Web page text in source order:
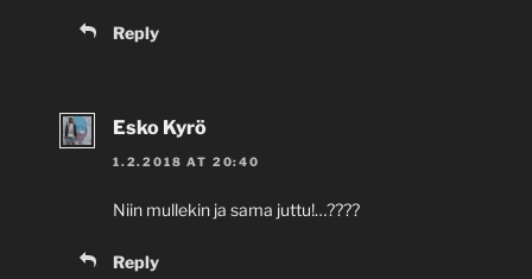
Reply
Esko Kyrö
1.2.2018 AT 20:40
Niin mullekin ja sama juttu!…????
Reply